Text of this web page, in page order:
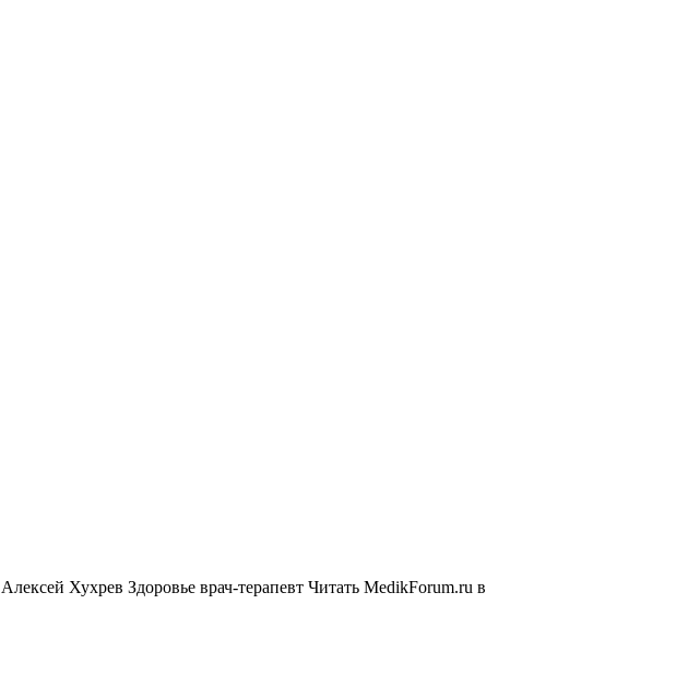
Алексей Хухрев Здоровье врач-терапевт Читать MedikForum.ru в